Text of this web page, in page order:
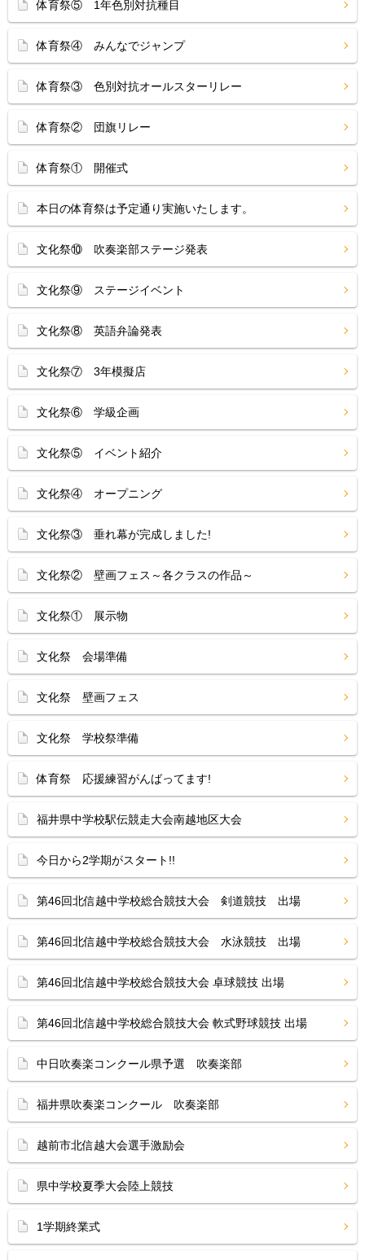
体育祭⑤ 1年色別対抗種目
体育祭④ みんなでジャンプ
体育祭③ 色別対抗オールスターリレー
体育祭② 団旗リレー
体育祭① 開催式
本日の体育祭は予定通り実施いたします。
文化祭⑩ 吹奏楽部ステージ発表
文化祭⑨ ステージイベント
文化祭⑧ 英語弁論発表
文化祭⑦ 3年模擬店
文化祭⑥ 学級企画
文化祭⑤ イベント紹介
文化祭④ オープニング
文化祭③ 垂れ幕が完成しました!
文化祭② 壁画フェス～各クラスの作品～
文化祭① 展示物
文化祭 会場準備
文化祭 壁画フェス
文化祭 学校祭準備
体育祭 応援練習がんばってます!
福井県中学校駅伝競走大会南越地区大会
今日から2学期がスタート!!
第46回北信越中学校総合競技大会 剣道競技 出場
第46回北信越中学校総合競技大会 水泳競技 出場
第46回北信越中学校総合競技大会 卓球競技 出場
第46回北信越中学校総合競技大会 軟式野球競技 出場
中日吹奏楽コンクール県予選 吹奏楽部
福井県吹奏楽コンクール 吹奏楽部
越前市北信越大会選手激励会
県中学校夏季大会陸上競技
1学期終業式